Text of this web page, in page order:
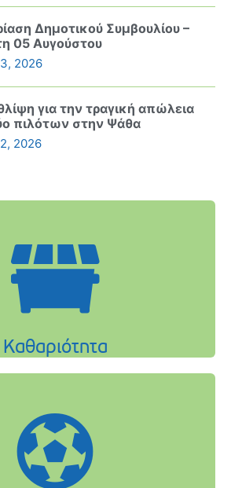
Δημοτικού Συμβουλίου –
05 Αυγούστου
2026
για την τραγική απώλεια
πιλότων στην Ψάθα
2026